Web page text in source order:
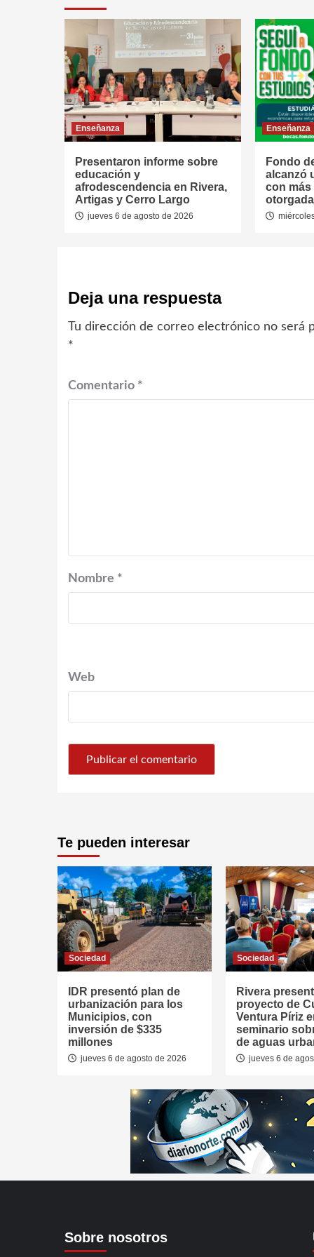
Enseñanza
Presentaron informe sobre
educación y
afrodescendencia en Rivera,
Artigas y Cerro Largo
jueves 6 de agosto de 2026
Enseñanza
Fondo
alcanzó
con más
Deja una respuesta
Tu dirección de correo electrónico no será
*
Comentario *
Nombre *
Web
Te pueden interesar
Sociedad
IDR presentó plan de
urbanización para los
Municipios, con
inversión de $335
millones
jueves 6 de agosto de 2026
Sociedad
Rivera
proyecto de
Ventura Píriz
seminario
de aguas
jueves 6 de
Sobre nosotros